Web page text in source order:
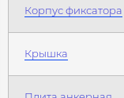
Корпус фиксатора
Крышка